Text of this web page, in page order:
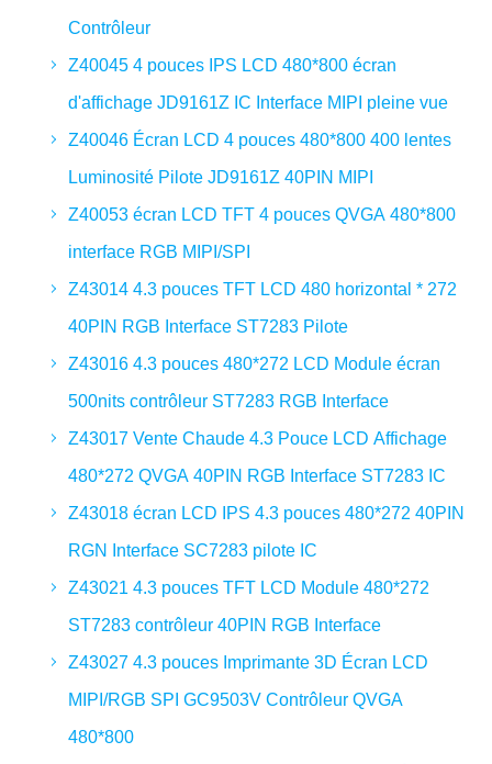
Contrôleur
Z40045 4 pouces IPS LCD 480*800 écran
d'affichage JD9161Z IC Interface MIPI pleine vue
Z40046 Écran LCD 4 pouces 480*800 400 lentes
Luminosité Pilote JD9161Z 40PIN MIPI
Z40053 écran LCD TFT 4 pouces QVGA 480*800
interface RGB MIPI/SPI
Z43014 4.3 pouces TFT LCD 480 horizontal * 272
40PIN RGB Interface ST7283 Pilote
Z43016 4.3 pouces 480*272 LCD Module écran
500nits contrôleur ST7283 RGB Interface
Z43017 Vente Chaude 4.3 Pouce LCD Affichage
480*272 QVGA 40PIN RGB Interface ST7283 IC
Z43018 écran LCD IPS 4.3 pouces 480*272 40PIN
RGN Interface SC7283 pilote IC
Z43021 4.3 pouces TFT LCD Module 480*272
ST7283 contrôleur 40PIN RGB Interface
Z43027 4.3 pouces Imprimante 3D Écran LCD
MIPI/RGB SPI GC9503V Contrôleur QVGA
480*800